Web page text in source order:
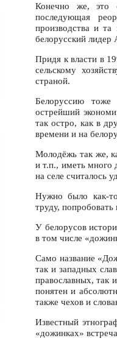
Конечно же, это
последующая
производства и та
белорусский лидер
Придя к власти в
сельскому
страной.
Белоруссию
острейший
так остро, как в
времени и на
Молодёжь так же,
и т.п., иметь много
на селе считалось
Нужно было как-то
труду,
У белорусов
в том числе
Само название
так и западных
православных, так
понятен и
также чехов и
Известный
«дожинках»